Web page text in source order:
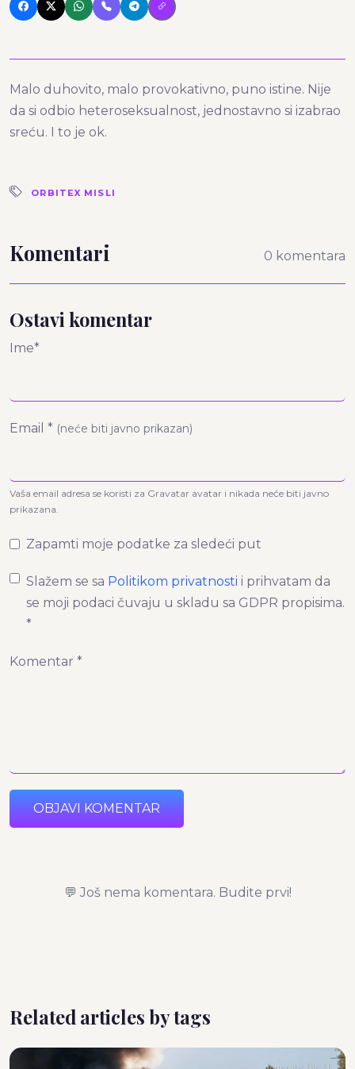
Malo duhovito, malo provokativno, puno istine. Nije
da si odbio heteroseksualnost, jednostavno si izabrao
sreću. I to je ok.
ORBITEX MISLI
Komentari 0 komentara
Ostavi komentar
Ime*
Email * (neće biti javno prikazan)
Vaša email adresa se koristi za Gravatar avatar i nikada neće biti javno
prikazana.
Zapamti moje podatke za sledeći put
Slažem se sa Politikom privatnosti i prihvatam da
se moji podaci čuvaju u skladu sa GDPR propisima.
*
Komentar *
OBJAVI KOMENTAR
💬 Još nema komentara. Budite prvi!
Related articles by tags